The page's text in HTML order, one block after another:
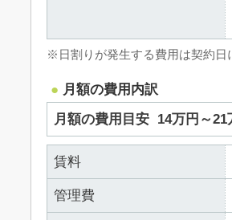
※日割りが発生する費用は契約日
月額の費用内訳
月額の費用目安 14万円～21
賃料
管理費